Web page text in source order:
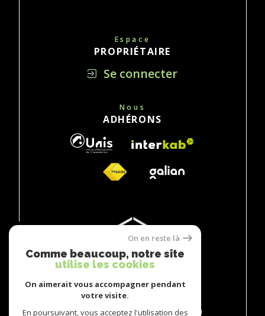
Espace
PROPRIÉTAIRE
Se connecter
Nous
ADHÉRONS
© 2026 | TOUS DROITS RÉSERVÉS | TRADUCTION
NOS HONORAIRES PLAN DU SITE
MENTIONS LÉGALES
On en reste là
Comme beaucoup, notre site
utilise les cookies
On aimerait vous accompagner pendant
votre visite.
En poursuivant, vous acceptez l'utilisation des